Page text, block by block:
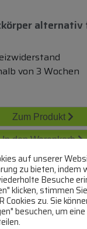
alternativ
von 3 Wochen
Zum Produkt
In den Warenkorb
auf unserer
zu bieten, indem
Besuche
klicken, stimmen
Cookies zu. Sie
besuchen, um